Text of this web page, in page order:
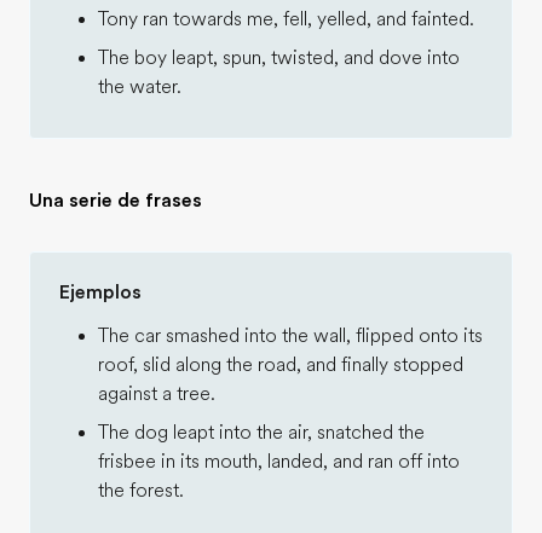
Tony ran towards me, fell, yelled, and fainted.
The boy leapt, spun, twisted, and dove into
the water.
Una serie de frases
Ejemplos
The car smashed into the wall, flipped onto its
roof, slid along the road, and finally stopped
against a tree.
The dog leapt into the air, snatched the
frisbee in its mouth, landed, and ran off into
the forest.